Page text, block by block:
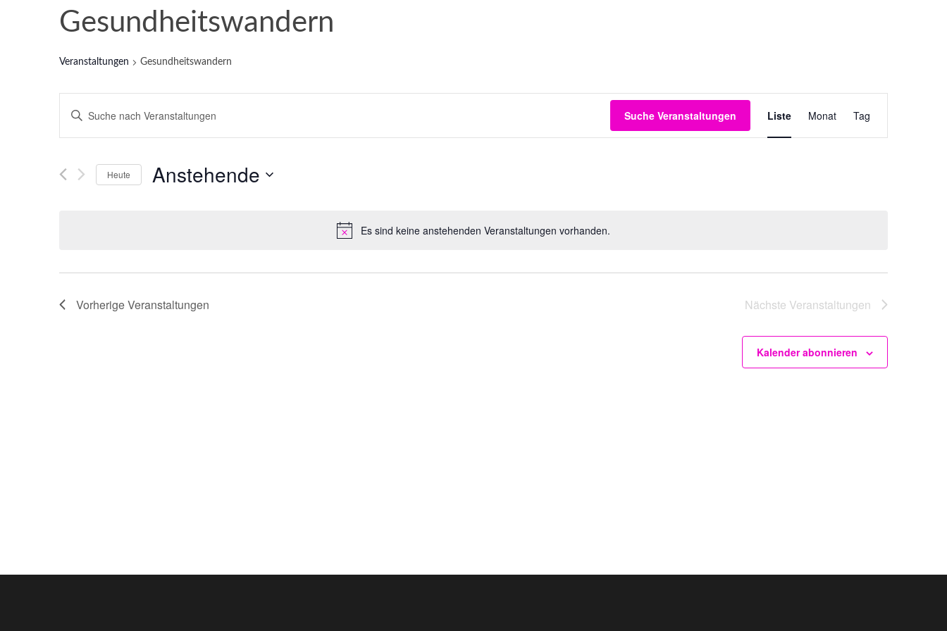
Es sind keine anstehenden Veranstaltungen vorhanden.
Gesundheitswandern
Veranstaltungen Gesundheitswandern
Veranstaltungen
Suche
Ansichten,
Bitte
Schlüsselwort
eingeben.
nach
Veranstaltungen
Suche Veranstaltungen
Ansichten-
Liste Monat Tag
Heute Anstehende
VorherigeVeranstaltungen Nächste Veranstaltungen
Kalender abonnieren